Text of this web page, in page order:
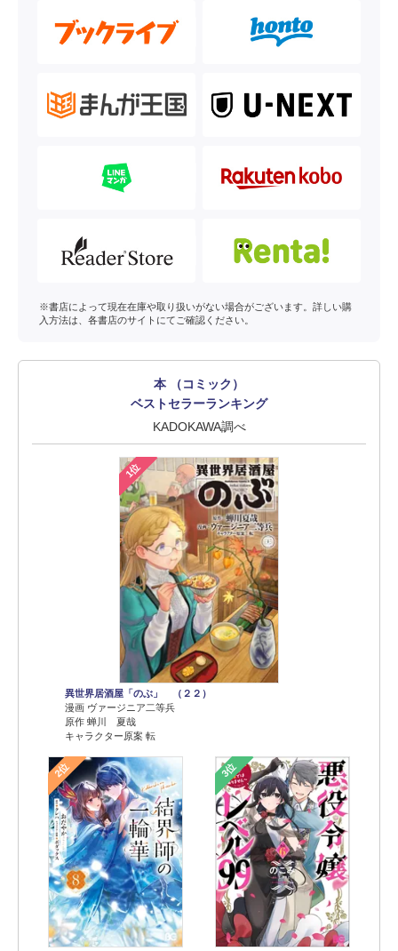
※書店によって現在在庫や取り扱いがない場合がございます。詳しい購
入方法は、各書店のサイトにてご確認ください。
本 （コミック）
ベストセラーランキング
KADOKAWA調べ
1位
異世界居酒屋「のぶ」 （２２）
漫画 ヴァージニア二等兵
原作 蝉川 夏哉
キャラクター原案 転
2位 3位